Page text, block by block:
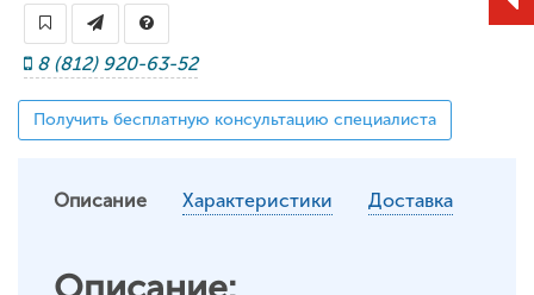
8 (812) 920-63-52
Получить бесплатную консультацию специалиста
Описание Характеристики Доставка